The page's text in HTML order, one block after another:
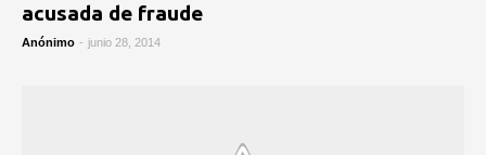
acusada de fraude
Anónimo - junio 28, 2014